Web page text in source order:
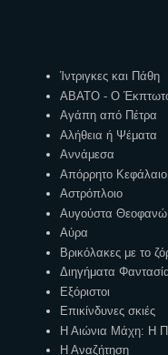
Ίντριγκες και Πάθη
ΑΒΑΤΟ - Ο
Αγάπη από Πέτρα
Αλήθεια ή Ψέματα
Αννάμεσα
Απόρρητο
Αστρόπλοιο
Αυγούστα Θεοφανώ
Αύρα
Βρικόλακες με το
Διηγήματα
Εξόριστοι
Επικίνδυνες σκιές
Η Αιώνια Μάχη: Η
Η Αναζήτηση